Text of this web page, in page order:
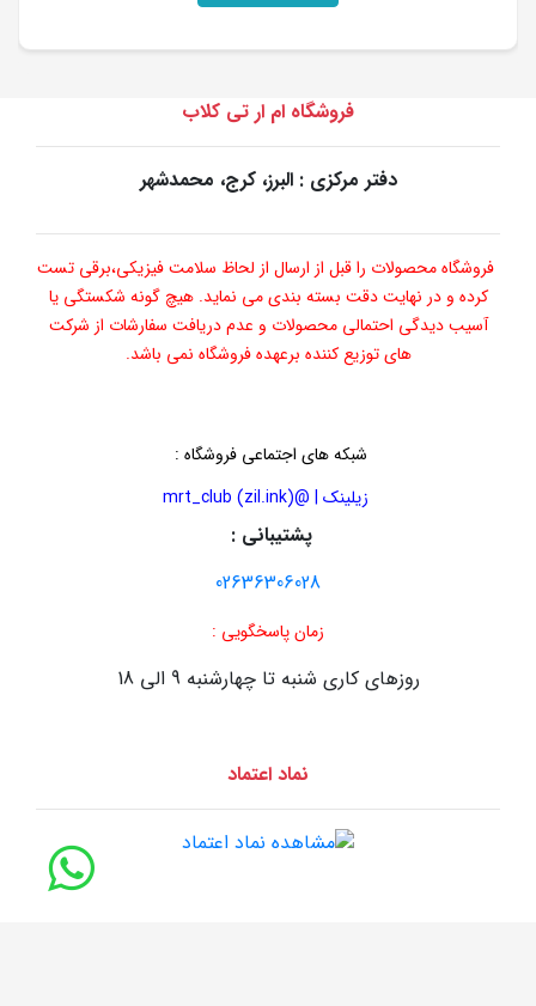
فروشگاه ام ار تی کلاب
دفتر مرکزی : البرز، کرج، محمدشهر
فروشگاه محصولات را قبل از ارسال از لحاظ سلامت فیزیکی،برقی تست
کرده و در نهایت دقت بسته بندی می نماید. هیچ گونه شکستگی یا
آسیب دیدگی احتمالی محصولات و عدم دریافت سفارشات از شرکت
های توزیع کننده برعهده فروشگاه نمی باشد.
شبکه های اجتماعی فروشگاه :
زیلینک | @mrt_club (zil.ink)
پشتیبانی :
02636306028
زمان پاسخگویی :
روزهای کاری شنبه تا چهارشنبه 9 الی 18
نماد اعتماد